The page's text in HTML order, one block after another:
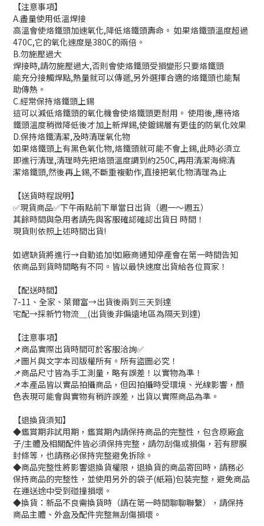
【注意事項】
A.盡量使用低溫焊接
高溫會使烙鐵頭加速氧化,降低烙鐵頭壽命。 如果烙鐵頭溫度超過
470C,它的氧化速度是380C的兩倍。
B.勿施壓過大
焊接時,請勿施壓過大,否則會使烙鐵頭受損變形只要烙鐵頭
能充分接觸焊點,熱量就可以傳遞,另外選擇合適的烙鐵頭也能幫
助傳熱。
C.經常保持烙鐵頭上錫
這可以減低烙鐵頭的氧化機會使烙鐵頭更耐用。 使用後,應待烙
鐵頭溫度稍微降低後才加上新焊錫,使鍍錫層有更佳的防氧化效果
D.保持烙鐵清潔,及時清理氧化物
如果烙鐵頭上有黑色氧化物,烙鐵頭就可能不會上錫,此時必須立
即進行清理,清理時先把烙頭溫度調到約250C,再用清潔海綿清
潔烙鐵頭,然後再上錫,不斷重複動作,直接把氧化物清理為止
【送貨時程說明】
✅現貨商品✅下午兩點前下單當日出貨（週一～週五）
其餘時間與急用者請先與客服確認確認出貨日 時間！
現貨則依照上述時間出貨!
如遇缺貨將進行→自動追加!如廠商通知停產會在第一時間告知
依商品到貨時間略有不同。皆以最快速度出貨給各位買家！
【配送時間】
7-11、全家、萊爾富→出貨後兩到三天到達
宅配→採新竹物流＿(出貨後非偏遠地區為隔天到達)
【注意事項】
📌商品實際出貨時間可於客服洽詢✅
📌圖片與文字本司版權所有。所有盜圖必究！
📌商品尺寸皆為手工測量，略有誤差！以實物為準！
📌本產品皆以實品拍攝商品，但因拍攝時受環境、光線影響，顏
色表現可能會與實物有稍許誤差，出貨以實際商品為準。
【退換貨須知】
◆鑑賞期非試用期，鑑賞期內請保持商品的完整性，包含原廠盒
子/主體及相關配件皆必須保持完整，請勿刮傷或損傷，若有膠膜
封條等，也請務必保持完整避免拆除。
◆商品完整性將影響退換貨權限，退換貨的商品寄回時，請務必
保持商品的完整性，並使用另外的袋子(紙箱)包裝完整，避免商品
在運送途中受到碰撞損壞。
◆換貨：新品不良需換貨時（請在第一時間聊聊聯繫），請保持
商品主體、外盒及配件完整無刮傷損壞。